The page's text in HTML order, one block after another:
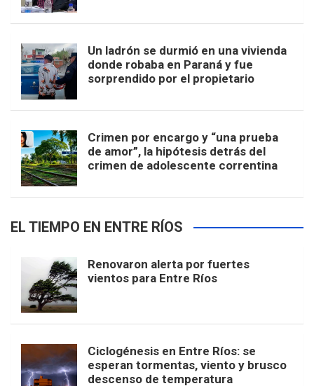
Un ladrón se durmió en una vivienda
donde robaba en Paraná y fue
sorprendido por el propietario
Crimen por encargo y “una prueba
de amor”, la hipótesis detrás del
crimen de adolescente correntina
EL TIEMPO EN ENTRE RÍOS
Renovaron alerta por fuertes
vientos para Entre Ríos
Ciclogénesis en Entre Ríos: se
esperan tormentas, viento y brusco
descenso de temperatura